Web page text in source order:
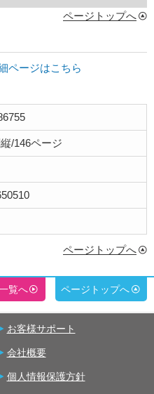
ページトップへ
ページはこちら
/146ページ
ページトップへ
覧へ ページトップへ
お客様サポート
会社概要
個人情報保護方針